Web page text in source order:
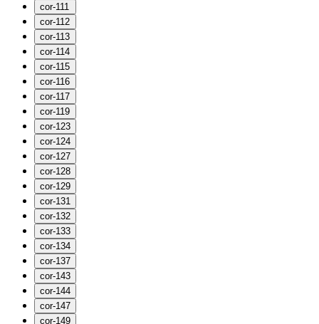
cor-111
cor-112
cor-113
cor-114
cor-115
cor-116
cor-117
cor-119
cor-123
cor-124
cor-127
cor-128
cor-129
cor-131
cor-132
cor-133
cor-134
cor-137
cor-143
cor-144
cor-147
cor-149